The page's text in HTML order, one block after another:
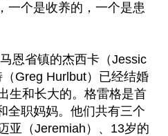
一个是收养的，一个是患
恩省镇的杰西卡（Jessic
Greg Hurlbut）已经结婚
生和长大的。格雷格是首
全职妈妈。他们共有三个
亚（Jeremiah）、13岁的